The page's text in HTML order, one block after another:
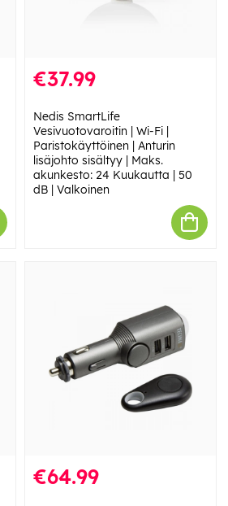
€37.99
Nedis SmartLife
Vesivuotovaroitin | Wi-Fi |
Paristokäyttöinen | Anturin
lisäjohto sisältyy | Maks.
akunkesto: 24 Kuukautta | 50
dB | Valkoinen
€64.99